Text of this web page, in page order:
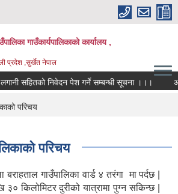
गाउँकार्यपालिकाको कार्यालय ,
प्रदेश ,सुर्खेत नेपाल
सहितको निवेदन पेश गर्ने सम्बन्धी सूचना ।।।
परिचय
परिचय
बराहताल गाउँपालिका वार्ड ४ तरंगा मा पर्दछ |
३० किलोमिटर दुरीको यात्रामा पुग्न सकिन्छ |